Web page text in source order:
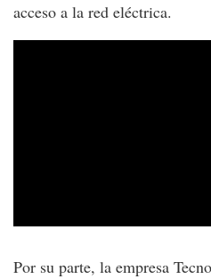
acceso a la red eléctrica.
Por su parte, la empresa